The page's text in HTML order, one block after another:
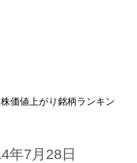
株価値上がり銘柄ランキン
年7月28日